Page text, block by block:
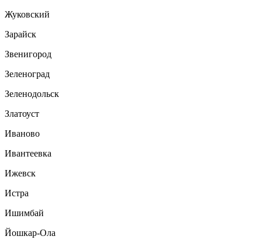
Жуковский
Зарайск
Звенигород
Зеленоград
Зеленодольск
Златоуст
Иваново
Ивантеевка
Ижевск
Истра
Ишимбай
Йошкар-Ола